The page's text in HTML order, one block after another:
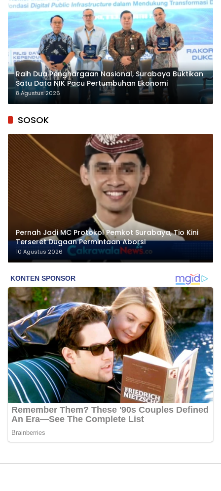
Raih Dua Penghargaan Nasional, Surabaya Buktikan
Satu Data NIK Pacu Pertumbuhan Ekonomi
8 Agustus 2026
SOSOK
Pernah Jadi MC Protokol Pemkot Surabaya, Tio Kini
Terseret Dugaan Permintaan Aborsi
10 Agustus 2026